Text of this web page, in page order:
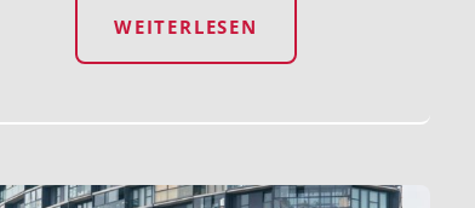
WEITERLESEN